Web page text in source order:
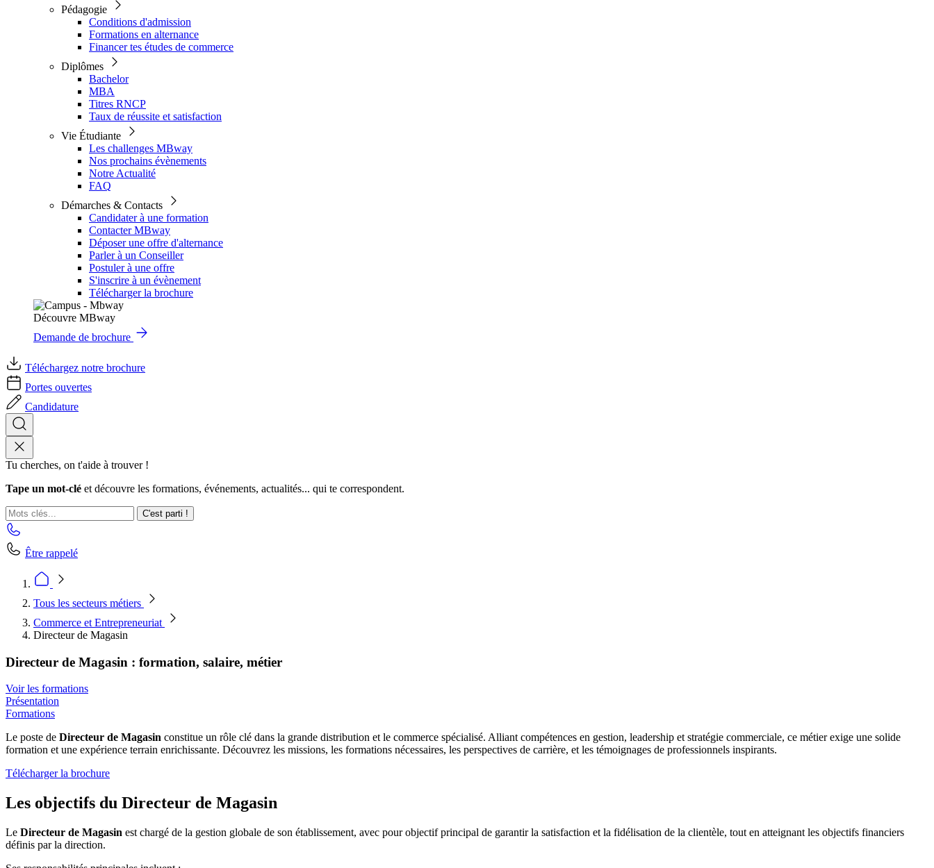
Pédagogie
Conditions d'admission
Formations en alternance
Financer tes études de commerce
Diplômes
Bachelor
MBA
Titres RNCP
Taux de réussite et satisfaction
Vie Étudiante
Les challenges MBway
Nos prochains évènements
Notre Actualité
FAQ
Démarches & Contacts
Candidater à une formation
Contacter MBway
Déposer une offre d'alternance
Parler à un Conseiller
Postuler à une offre
S'inscrire à un évènement
Télécharger la brochure
Découvre MBway
Demande de brochure
Téléchargez notre brochure
Portes ouvertes
Candidature
Tu cherches, on t'aide à trouver !
Tape un mot-clé et découvre les formations, événements, actualités... qui te correspondent.
C'est parti !
Être rappelé
Tous les secteurs métiers
Commerce et Entrepreneuriat
Directeur de Magasin
Directeur de Magasin : formation, salaire, métier
Voir les formations
Présentation
Formations
Le poste de Directeur de Magasin constitue un rôle clé dans la grande distribution et le commerce spécialisé. Alliant compétences en gestion, leadership et stratégie commerciale, ce métier exige une solide
formation et une expérience terrain enrichissante. Découvrez les missions, les formations nécessaires, les perspectives de carrière, et les témoignages de professionnels inspirants.
Télécharger la brochure
Les objectifs du Directeur de Magasin
Le Directeur de Magasin est chargé de la gestion globale de son établissement, avec pour objectif principal de garantir la satisfaction et la fidélisation de la clientèle, tout en atteignant les objectifs financiers
définis par la direction.